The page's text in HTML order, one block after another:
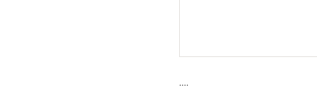
....